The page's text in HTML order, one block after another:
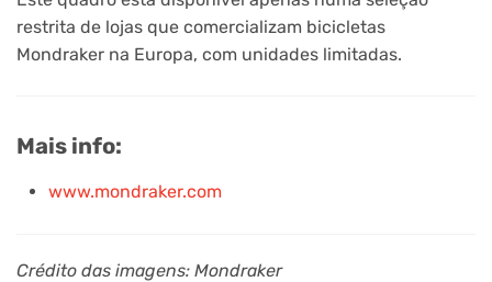
restrita de lojas que comercializam bicicletas
Mondraker na Europa, com unidades limitadas.
Mais info:
www.mondraker.com
Crédito das imagens: Mondraker